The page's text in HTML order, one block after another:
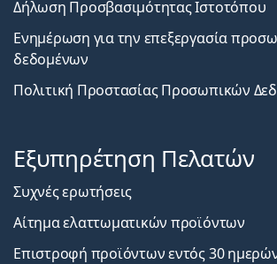
Δήλωση Προσβασιμότητας Ιστοτόπου
Ενημέρωση για την επεξεργασία
δεδομένων
Πολιτική Προστασίας Προσωπικών
Εξυπηρέτηση Πελατών
Συχνές ερωτήσεις
Αίτημα ελαττωματικών προϊόντων
Επιστροφή προϊόντων εντός 30